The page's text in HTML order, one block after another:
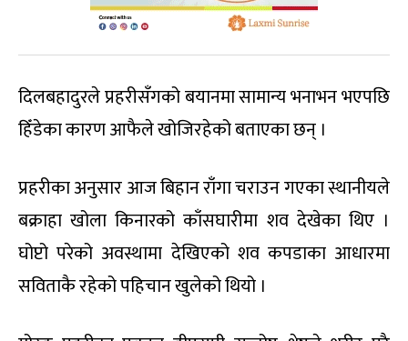
दिलबहादुरले प्रहरीसँगको बयानमा सामान्य भनाभन भएपछि
हिँडेका कारण आफैले खोजिरहेको बताएका छन् ।
प्रहरीका अनुसार आज बिहान राँगा चराउन गएका स्थानीयले
बक्राहा खोला किनारको काँसघारीमा शव देखेका थिए ।
घोप्टो परेको अवस्थामा देखिएको शव कपडाका आधारमा
सविताकै रहेको पहिचान खुलेको थियो ।